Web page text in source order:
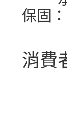
保固
消費